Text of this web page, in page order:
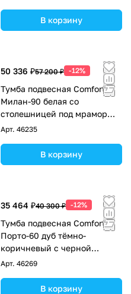
В корзину
50 336 ₽57 200 ₽ -12%
Тумба подвесная Comforty
Милан-90 белая со
столешницей под мрамор
Калакатта Блэк с раковиной
Арт. 46235
В корзину
35 464 ₽40 300 ₽ -12%
Тумба подвесная Comforty
Порто-60 дуб тёмно-
коричневый с черной
столешницей c раковиной
Арт. 46269
В корзину